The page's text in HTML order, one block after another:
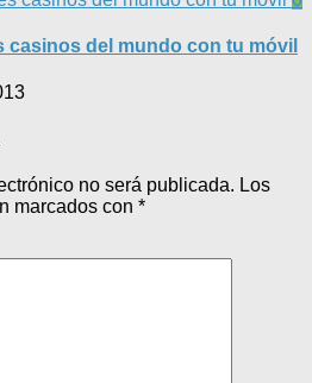
casinos del mundo con tu móvil
no será publicada. Los
marcados con *